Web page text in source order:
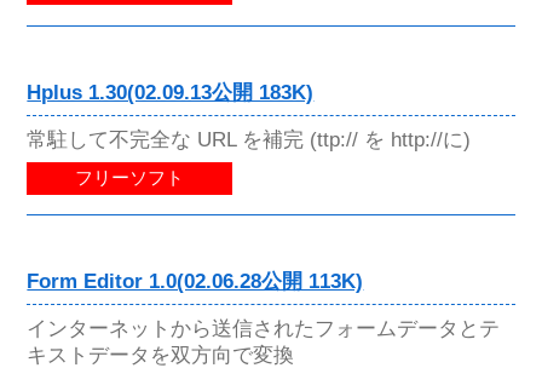
Hplus 1.30(02.09.13公開 183K)
常駐して不完全な URL を補完 (ttp:// を http://に)
フリーソフト
Form Editor 1.0(02.06.28公開 113K)
インターネットから送信されたフォームデータとテ
キストデータを双方向で変換